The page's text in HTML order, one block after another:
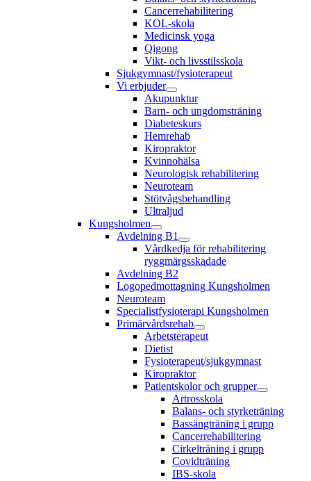
Cancerrehabilitering
KOL-skola
Medicinsk yoga
Qigong
Vikt- och livsstilsskola
Sjukgymnast/fysioterapeut
Vi erbjuder
Akupunktur
Barn- och ungdomsträning
Diabeteskurs
Hemrehab
Kiropraktor
Kvinnohälsa
Neurologisk rehabilitering
Neuroteam
Stötvågsbehandling
Ultraljud
Kungsholmen
Avdelning B1
Vårdkedja för rehabilitering
ryggmärgsskadade
Avdelning B2
Logopedmottagning Kungsholmen
Neuroteam
Specialistfysioterapi Kungsholmen
Primärvårdsrehab
Arbetsterapeut
Dietist
Fysioterapeut/sjukgymnast
Kiropraktor
Patientskolor och grupper
Artrosskola
Balans- och styrketräning
Bassängträning i grupp
Cancerrehabilitering
Cirkelträning i grupp
Covidträning
IBS-skola